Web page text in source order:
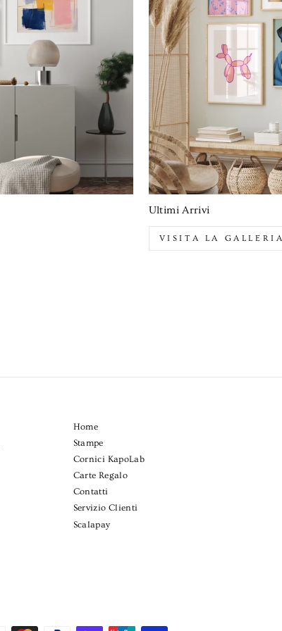
Ultimi Arrivi
VISITA LA GALLERIA
Home
Stampe
Cornici KapoLab
Carte Regalo
Contatti
Servizio Clienti
Scalapay